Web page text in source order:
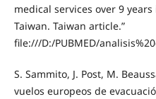
medical services over 9
Taiwan. Taiwan article.”
file:///D:/PUBMED/
S. Sammito, J. Post, M.
vuelos europeos de